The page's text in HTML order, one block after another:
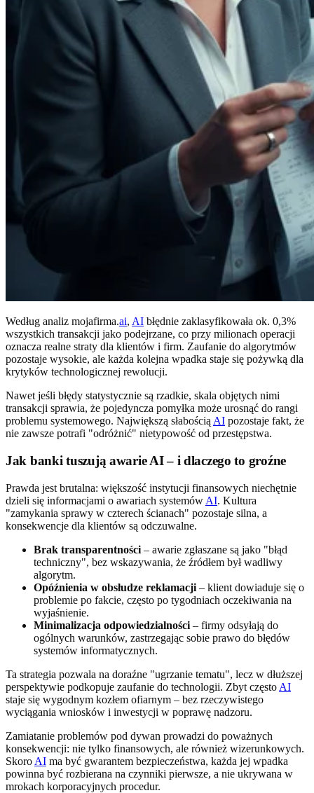
Według analiz mojafirma.ai, AI błędnie zaklasyfikowała ok. 0,3%
wszystkich transakcji jako podejrzane, co przy milionach operacji
oznacza realne straty dla klientów i firm. Zaufanie do algorytmów
pozostaje wysokie, ale każda kolejna wpadka staje się pożywką dla
krytyków technologicznej rewolucji.
Nawet jeśli błędy statystycznie są rzadkie, skala objętych nimi
transakcji sprawia, że pojedyncza pomyłka może urosnąć do rangi
problemu systemowego. Największą słabością AI pozostaje fakt, że
nie zawsze potrafi "odróżnić" nietypowość od przestępstwa.
Jak banki tuszują awarie AI – i dlaczego to groźne
Prawda jest brutalna: większość instytucji finansowych niechętnie
dzieli się informacjami o awariach systemów AI. Kultura
"zamykania sprawy w czterech ścianach" pozostaje silna, a
konsekwencje dla klientów są odczuwalne.
Brak transparentności – awarie zgłaszane są jako "błąd
techniczny", bez wskazywania, że źródłem był wadliwy
algorytm.
Opóźnienia w obsłudze reklamacji – klient dowiaduje się o
problemie po fakcie, często po tygodniach oczekiwania na
wyjaśnienie.
Minimalizacja odpowiedzialności – firmy odsyłają do
ogólnych warunków, zastrzegając sobie prawo do błędów
systemów informatycznych.
Ta strategia pozwala na doraźne "ugrzanie tematu", lecz w dłuższej
perspektywie podkopuje zaufanie do technologii. Zbyt często AI
staje się wygodnym kozłem ofiarnym – bez rzeczywistego
wyciągania wniosków i inwestycji w poprawę nadzoru.
Zamiatanie problemów pod dywan prowadzi do poważnych
konsekwencji: nie tylko finansowych, ale również wizerunkowych.
Skoro AI ma być gwarantem bezpieczeństwa, każda jej wpadka
powinna być rozbierana na czynniki pierwsze, a nie ukrywana w
mrokach korporacyjnych procedur.